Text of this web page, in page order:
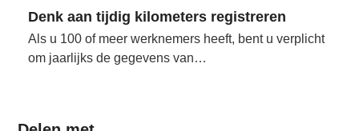
Denk aan tijdig kilometers registreren
Als u 100 of meer werknemers heeft, bent u verplicht
om jaarlijks de gegevens van…